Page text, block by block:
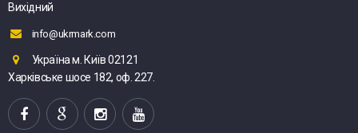
Вихідний
info@ukrmark.com
Україна м. Київ 02121
Харківське шосе 182, оф. 227.